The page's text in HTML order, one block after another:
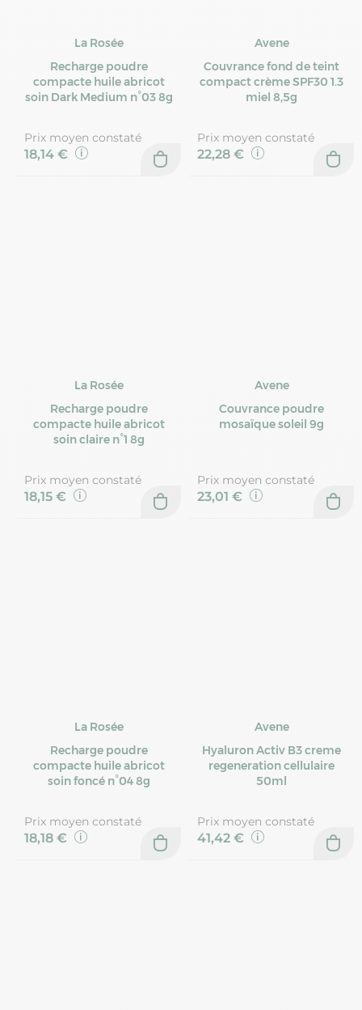
La Rosée
Recharge poudre
compacte huile abricot
soin Dark Medium n°03 8g
Prix moyen constaté
18,14 €
Avene
Couvrance fond de teint
compact crème SPF30 1.3
miel 8,5g
Prix moyen constaté
22,28 €
La Rosée
Recharge poudre
compacte huile abricot
soin claire n°1 8g
Prix moyen constaté
18,15 €
Avene
Couvrance poudre
mosaïque soleil 9g
Prix moyen constaté
23,01 €
La Rosée
Recharge poudre
compacte huile abricot
soin foncé n°04 8g
Prix moyen constaté
18,18 €
Avene
Hyaluron Activ B3 creme
regeneration cellulaire
50ml
Prix moyen constaté
41,42 €